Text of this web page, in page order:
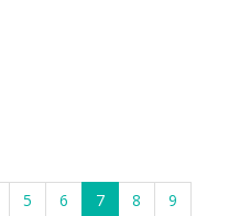
5 6 7 8
9